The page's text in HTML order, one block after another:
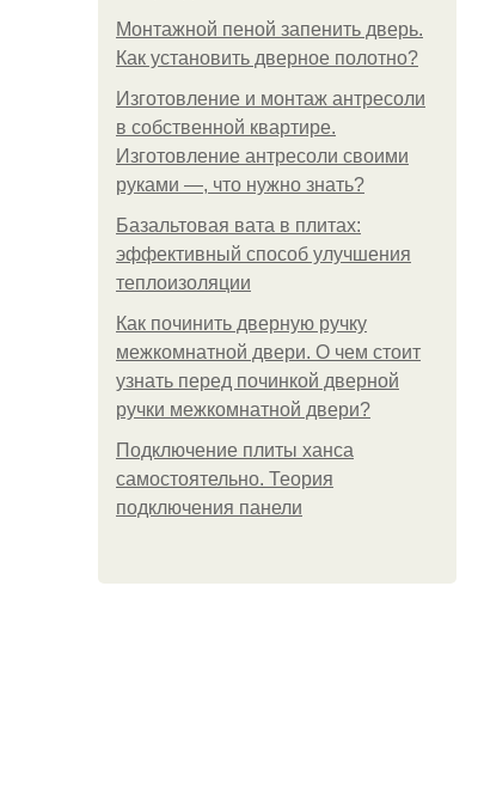
Монтажной пеной запенить дверь.
Как установить дверное полотно?
Изготовление и монтаж антресоли
в собственной квартире.
Изготовление антресоли своими
руками —, что нужно знать?
Базальтовая вата в плитах:
эффективный способ улучшения
теплоизоляции
Как починить дверную ручку
межкомнатной двери. О чем стоит
узнать перед починкой дверной
ручки межкомнатной двери?
Подключение плиты ханса
самостоятельно. Теория
подключения панели